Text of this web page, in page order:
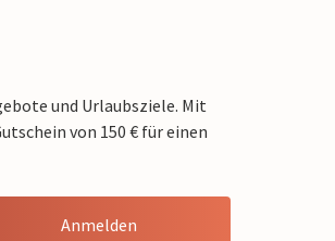
und Urlaubsziele. Mit
von 150 € für einen
Anmelden